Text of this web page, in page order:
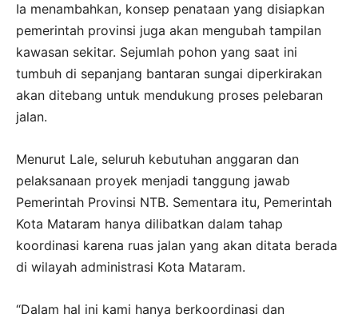
Ia menambahkan, konsep penataan yang disiapkan
pemerintah provinsi juga akan mengubah tampilan
kawasan sekitar. Sejumlah pohon yang saat ini
tumbuh di sepanjang bantaran sungai diperkirakan
akan ditebang untuk mendukung proses pelebaran
jalan.
Menurut Lale, seluruh kebutuhan anggaran dan
pelaksanaan proyek menjadi tanggung jawab
Pemerintah Provinsi NTB. Sementara itu, Pemerintah
Kota Mataram hanya dilibatkan dalam tahap
koordinasi karena ruas jalan yang akan ditata berada
di wilayah administrasi Kota Mataram.
“Dalam hal ini kami hanya berkoordinasi dan